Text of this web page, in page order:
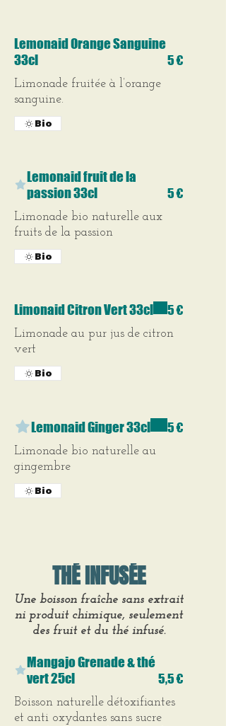
Lemonaid Orange Sanguine
33cl
Limonade fruitée à l’orange
sanguine.
5 €
Bio
Lemonaid fruit de la
passion 33cl
Limonade bio naturelle aux
fruits de la passion
5 €
Bio
Limonaid Citron Vert 33cl
Limonade au pur jus de citron
vert
5 €
Bio
Lemonaid Ginger 33cl
Limonade bio naturelle au
gingembre
5 €
Bio
THÉ INFUSÉE
Une boisson fraîche sans extrait
ni produit chimique, seulement
des fruit et du thé infusé.
Mangajo Grenade & thé
vert 25cl
Boisson naturelle détoxifiantes
et anti oxydantes sans sucre
5,5 €